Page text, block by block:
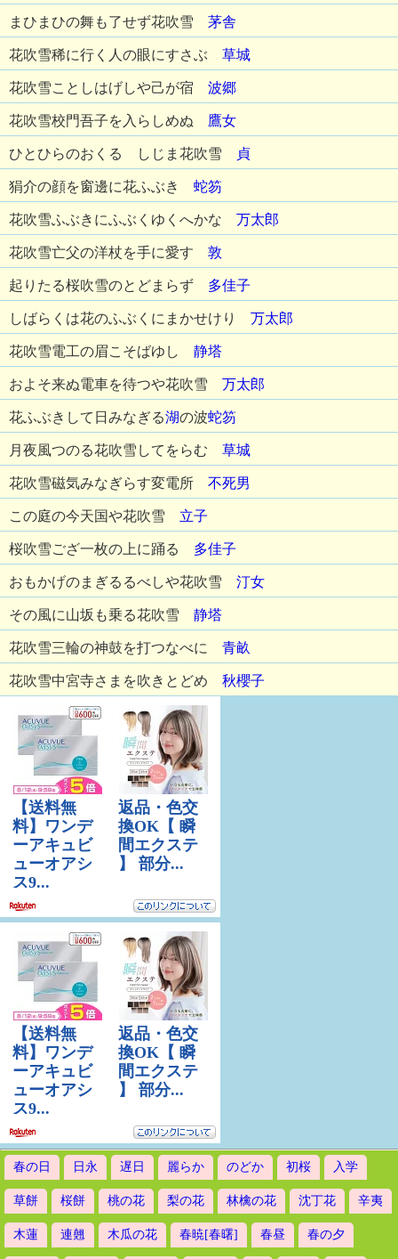
まひまひの舞も了せず花吹雪 茅舎
花吹雪稀に行く人の眼にすさぶ 草城
花吹雪ことしはげしや己が宿 波郷
花吹雪校門吾子を入らしめぬ 鷹女
ひとひらのおくるゝしじま花吹雪 貞
狷介の顔を窗邊に花ふぶき 蛇笏
花吹雪ふぶきにふぶくゆくへかな 万太郎
花吹雪亡父の洋杖を手に愛す 敦
起りたる桜吹雪のとどまらず 多佳子
しばらくは花のふぶくにまかせけり 万太郎
花吹雪電工の眉こそばゆし 静塔
およそ来ぬ電車を待つや花吹雪 万太郎
花ふぶきして日みなぎる湖の波蛇笏
月夜風つのる花吹雪してをらむ 草城
花吹雪磁気みなぎらす変電所 不死男
この庭の今天国や花吹雪 立子
桜吹雪ござ一枚の上に踊る 多佳子
おもかげのまぎるるべしや花吹雪 汀女
その風に山坂も乗る花吹雪 静塔
花吹雪三輪の神鼓を打つなべに 青畝
花吹雪中宮寺さまを吹きとどめ 秋櫻子
春の日 日永 遅日 麗らか のどか 初桜 入学
草餅 桜餅 桃の花 梨の花 林檎の花 沈丁花 辛夷
木蓮 連翹 木瓜の花 春暁[春曙] 春昼 春の夕